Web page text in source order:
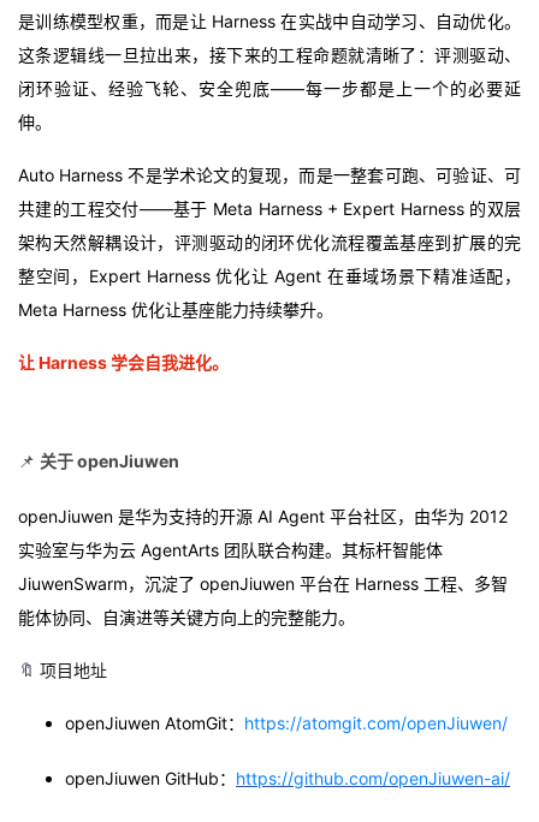
是训练模型权重，而是让 Harness 在实战中自动学习、自动优化。
这条逻辑线一旦拉出来，接下来的工程命题就清晰了：评测驱动、
闭环验证、经验飞轮、安全兜底——每一步都是上一个的必要延
伸。
Auto Harness 不是学术论文的复现，而是一整套可跑、可验证、可
共建的工程交付——基于 Meta Harness + Expert Harness 的双层
架构天然解耦设计，评测驱动的闭环优化流程覆盖基座到扩展的完
整空间，Expert Harness 优化让 Agent 在垂域场景下精准适配，
Meta Harness 优化让基座能力持续攀升。
让 Harness 学会自我进化。
📌 关于 openJiuwen
openJiuwen 是华为支持的开源 AI Agent 平台社区，由华为 2012
实验室与华为云 AgentArts 团队联合构建。其标杆智能体
JiuwenSwarm，沉淀了 openJiuwen 平台在 Harness 工程、多智
能体协同、自演进等关键方向上的完整能力。
🔖 项目地址
openJiuwen AtomGit： https://atomgit.com/openJiuwen/
openJiuwen GitHub： https://github.com/openJiuwen-ai/